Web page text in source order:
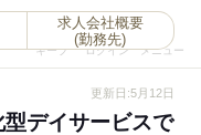
キープ
0
ログイン メニュー
求人会社概要
(勤務先)
更新日:5月12日
デイサービスで